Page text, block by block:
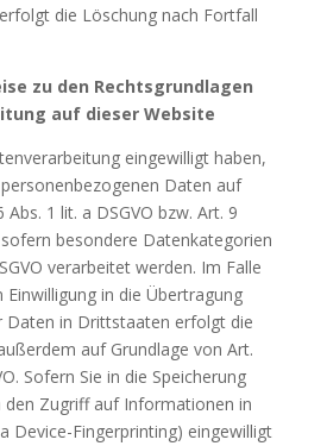
die Löschung nach Fortfall
zu den Rechtsgrundlagen
auf dieser Website
eingewilligt haben,
Daten auf
1 lit. a DSGVO bzw. Art. 9
sofern besondere Datenkategorien
verarbeitet werden. Im Falle
Einwilligung in die Übertragung
Daten in Drittstaaten erfolgt die
auf Grundlage von Art.
Sofern Sie in die Speicherung
den Zugriff auf Informationen in
Device-Fingerprinting) eingewilligt